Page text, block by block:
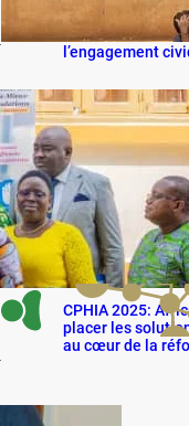
Employabilité
mise sur la
l’engagement
À Montréal, le
grande agora du
CPHIA 2025:
placer les
au cœur de la